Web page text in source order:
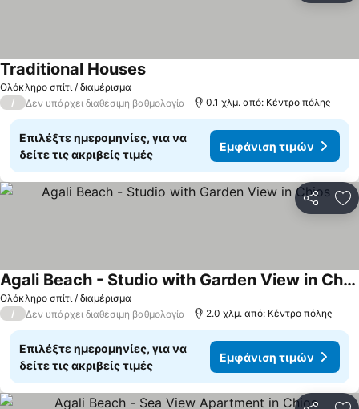
Ολόκληρο σπίτι / διαμέρισμα
Traditional Houses
/ Δεν υπάρχει διαθέσιμη βαθμολογία 0.1 χλμ. από: Κέντρο πόλης
Επιλέξτε ημερομηνίες, για να
δείτε τις ακριβείς τιμές
Εμφάνιση τιμών
Ολόκληρο σπίτι / διαμέρισμα
Agali Beach - Studio with Garden View in Chios
/ Δεν υπάρχει διαθέσιμη βαθμολογία 2.0 χλμ. από: Κέντρο πόλης
Επιλέξτε ημερομηνίες, για να
δείτε τις ακριβείς τιμές
Εμφάνιση τιμών